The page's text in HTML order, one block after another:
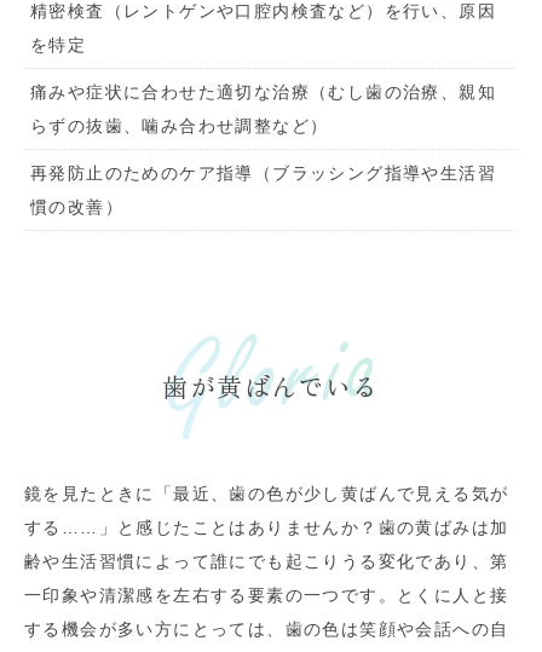
精密検査（レントゲンや口腔内検査など）を行い、原因
を特定
痛みや症状に合わせた適切な治療（むし歯の治療、親知
らずの抜歯、噛み合わせ調整など）
再発防止のためのケア指導（ブラッシング指導や生活習
慣の改善）
歯が黄ばんでいる
鏡を見たときに「最近、歯の色が少し黄ばんで見える気が
する……」と感じたことはありませんか？歯の黄ばみは加
齢や生活習慣によって誰にでも起こりうる変化であり、第
一印象や清潔感を左右する要素の一つです。とくに人と接
する機会が多い方にとっては、歯の色は笑顔や会話への自